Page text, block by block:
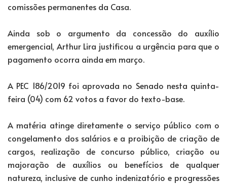
comissões permanentes da Casa.
Ainda sob o argumento da concessão do auxílio
emergencial, Arthur Lira justificou a urgência para que o
pagamento ocorra ainda em março.
A PEC 186/2019 foi aprovada no Senado nesta quinta-
feira (04) com 62 votos a favor do texto-base.
A matéria atinge diretamente o serviço público com o
congelamento dos salários e a proibição de criação de
cargos, realização de concurso público, criação ou
majoração de auxílios ou benefícios de qualquer
natureza, inclusive de cunho indenizatório e progressões